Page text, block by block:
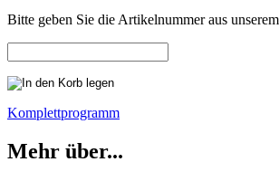
Bitte geben Sie die Artikelnummer aus
Komplettprogramm
Mehr über...